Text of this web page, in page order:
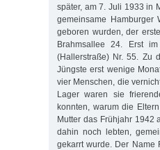
später, am 7. Juli 1933 in
gemeinsame
geboren wurden, der
Brahmsallee 24. Erst
(Hallerstraße) Nr. 55. Zu
Jüngste erst wenige
vier Menschen, die
Lager waren sie
konnten, warum die
Mutter das Frühjahr 1942
dahin noch lebten,
gekarrt wurde. Der Name